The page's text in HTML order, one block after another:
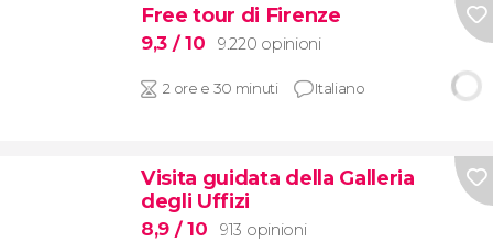
Free tour di Firenze
9,3 / 10 9.220 opinioni
2 ore e 30 minuti Italiano
Visita guidata della Galleria
degli Uffizi
8,9 / 10 913 opinioni